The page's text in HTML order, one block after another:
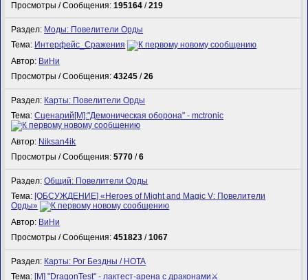
Просмотры / Сообщения:195164 /219
Раздел: Моды: Повелители Орды
Тема: Интерфейс_Сражения
Автор: ВиНи
Просмотры / Сообщения:43245 /26
Раздел: Карты: Повелители Орды
Тема:Сценарий[M]:"Демоническая оборона" - mctronic
Автор: Niksan4ik
Просмотры / Сообщения:5770 /6
Раздел:Общий: Повелители Орды
Тема: [ОБСУЖДЕНИЕ] «Heroes of Might and Magic V: Повелители
Орды»
Автор: ВиНи
Просмотры / Сообщения:451823 /1067
Раздел: Карты: Рог Бездны / HOTA
Тема: [M] "DragonTest" - лактест-арена с драконами⚔